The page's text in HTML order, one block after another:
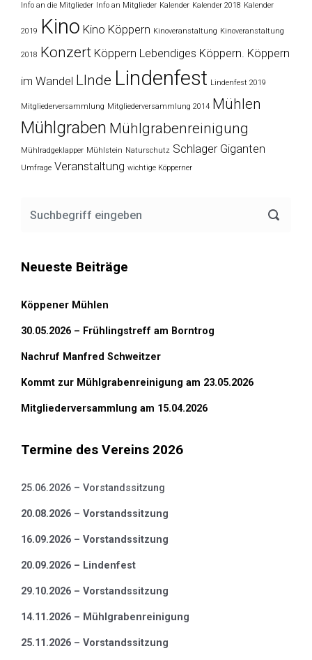
Info an die Mitglieder Info an Mitglieder Kalender Kalender 2018 Kalender
2019 Kino Kino Köppern Kinoveranstaltung Kinoveranstaltung
2018 Konzert Köppern Lebendiges Köppern. Köppern
im Wandel LInde Lindenfest Lindenfest 2019
Mitgliederversammlung Mitgliederversammlung 2014 Mühlen
Mühlgraben Mühlgrabenreinigung
Mühlradgeklapper Mühlstein Naturschutz Schlager Giganten
Umfrage Veranstaltung wichtige Köpperner
Neueste Beiträge
Köppener Mühlen
30.05.2026 – Frühlingstreff am Borntrog
Nachruf Manfred Schweitzer
Kommt zur Mühlgrabenreinigung am 23.05.2026
Mitgliederversammlung am 15.04.2026
Termine des Vereins 2026
25.06.2026 – Vorstandssitzung
20.08.2026 – Vorstandssitzung
16.09.2026 – Vorstandssitzung
20.09.2026 – Lindenfest
29.10.2026 – Vorstandssitzung
14.11.2026 – Mühlgrabenreinigung
25.11.2026 – Vorstandssitzung